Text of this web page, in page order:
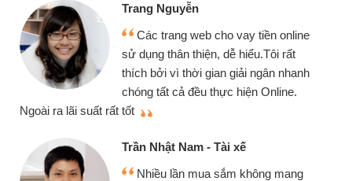
Trang Nguyễn
Các trang web cho vay tiền online
sử dụng thân thiện, dễ hiểu.Tôi rất
thích bởi vì thời gian giải ngân nhanh
chóng tất cả đều thực hiện Online.
Ngoài ra lãi suất rất tốt
Trần Nhật Nam - Tài xế
Nhiều lần mua sắm không mang